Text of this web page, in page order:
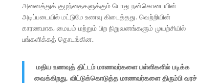
அனைத்துக் குழந்தைகளுக்கும் பொது நன்கொடையின்
அடிப்படையில் மட்டுமே உணவு கிடைத்தது. வெற்றியின்
காரணமாக, மையம் மற்றும் பிற நிறுவனங்களும் முயற்சியில்
பங்களிக்கத் தொடங்கின.
மதிய உணவுத் திட்டம் மாணவர்களை பள்ளிகளில் படிக்க
வைக்கிறது, விட்டுக்கொடுத்த மாணவர்களை திரும்பி வரச்